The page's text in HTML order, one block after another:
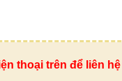
thoại trên để liên